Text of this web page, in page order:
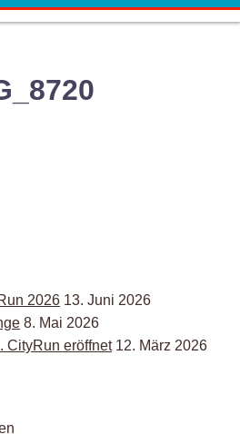
2026 13. Juni 2026
8. Mai 2026
CityRun eröffnet 12. März 2026